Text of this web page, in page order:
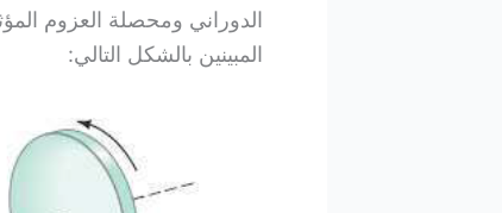
الدوراني ومحصلة العزوم
المبينين بالشكل التالي: